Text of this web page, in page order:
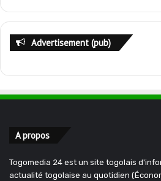
Advertisement (pub)
A propos
Togomedia 24 est un site togolais
actualité togolaise au quotidien